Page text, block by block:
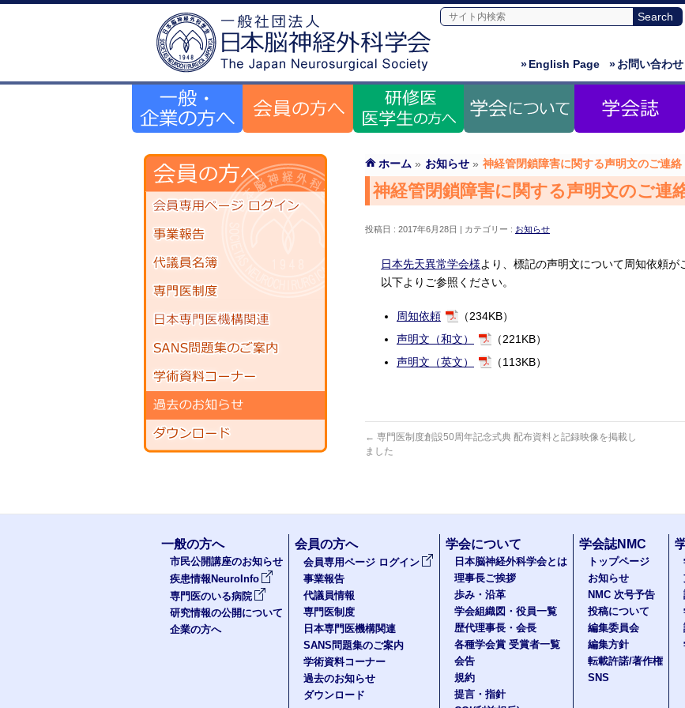
»お問い合わせ
»English Page
ホーム » お知らせ » 神経管閉鎖障害に関する声明文のご連絡
神経管閉鎖障害に関する声明文のご連
投稿日 : 2017年6月28日 カテゴリー : お知らせ
日本先天異常学会様より、標記の声明文について周知依頼が
以下よりご参照ください。
周知依頼
（234KB）
声明文（和文）
（221KB）
声明文（英文）
（113KB）
← 専門医制度創設50周年記念式典 配布資料と記録映像を掲載し
ました
一般の方へ
市民公開講座のお知らせ
疾患情報NeuroInfo
専門医のいる病院
研究情報の公開について
企業の方へ
会員の方へ
会員専用ページ ログイン
事業報告
代議員情報
専門医制度
日本専門医機構関連
SANS問題集のご案内
学術資料コーナー
過去のお知らせ
ダウンロード
学会について
日本脳神経外科学会とは
理事長ご挨拶
歩み・沿革
学会組織図・役員一覧
歴代理事長・会長
各種学会賞 受賞者一覧
会告
規約
提言・指針
学会誌NMC
トップページ
お知らせ
NMC 次号予告
投稿について
編集委員会
編集方針
転載許諾/著作権
SNS